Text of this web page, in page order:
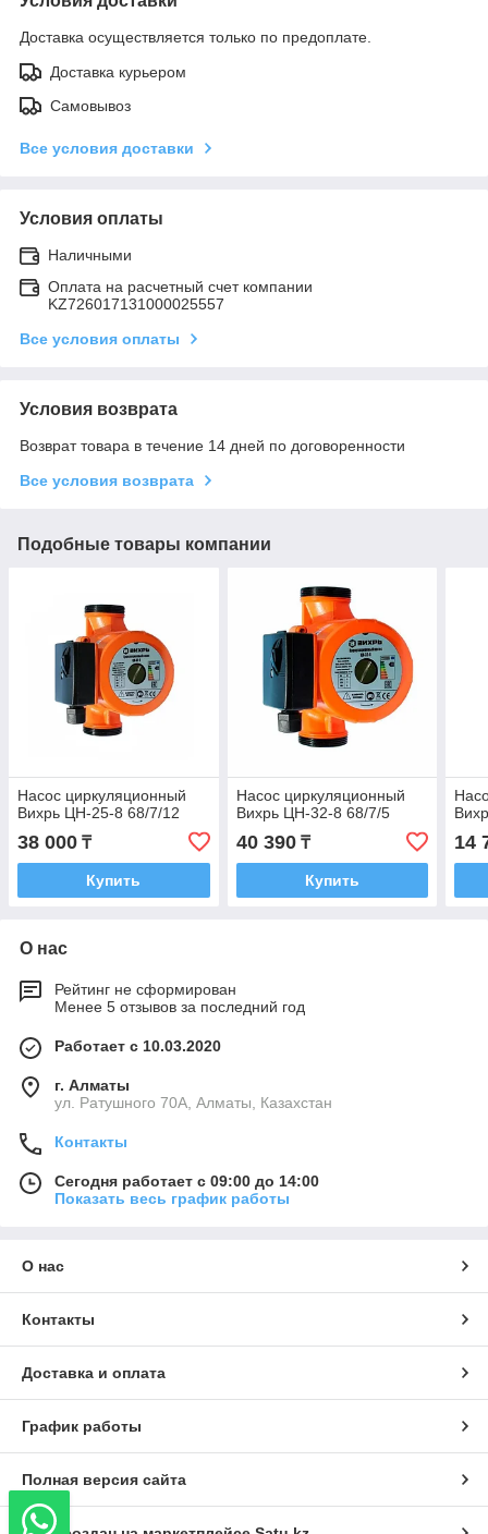
Доставка осуществляется только по предоплате.
Доставка курьером
Самовывоз
Все условия доставки
Условия оплаты
Наличными
Оплата на расчетный счет компании
KZ726017131000025557
Все условия оплаты
Условия возврата
Возврат товара в течение 14 дней по договоренности
Все условия возврата
Подобные товары компании
Насос циркуляционный
Вихрь ЦН-25-8 68/7/12
38 000 ₸
Купить
Насос циркуляционный
Вихрь ЦН-32-8 68/7/5
40 390₸
Купить
14
О нас
Рейтинг не сформирован
Менее 5 отзывов за последний год
Работает с 10.03.2020
г. Алматы
ул. Ратушного 70А, Алматы, Казахстан
Контакты
Сегодня работает с 09:00 до 14:00
Показать весь график работы
О нас
Контакты
Доставка и оплата
График работы
Полная версия сайта